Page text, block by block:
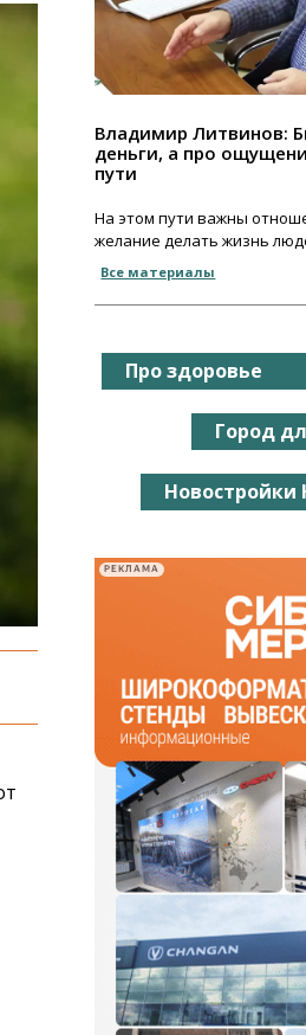
Владимир Литвинов:
деньги, а про
пути
На этом пути важны
желание делать жизнь
Все материалы
Про здоровье
Город
Новостройки
РЕКЛАМА